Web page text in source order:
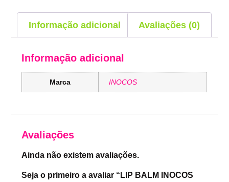
Informação adicional Avaliações (0)
Informação adicional
Marca INOCOS
Avaliações
Ainda não existem avaliações.
Seja o primeiro a avaliar “LIP BALM INOCOS